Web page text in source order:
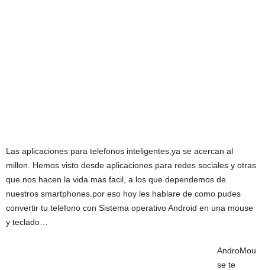
Las aplicaciones para telefonos inteligentes,ya se acercan al
millon. Hemos visto desde aplicaciones para redes sociales y otras
que nos hacen la vida mas facil, a los que dependemos de
nuestros smartphones.por eso hoy les hablare de como pudes
convertir tu telefono con Sistema operativo Android en una mouse
y teclado…
AndroMou
se te